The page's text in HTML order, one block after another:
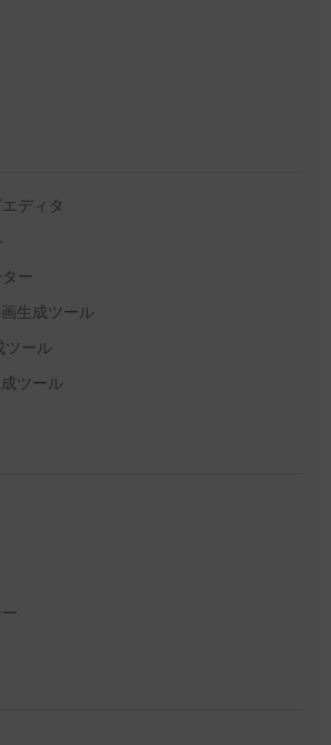
ディタ
ー
生成ツール
ツール
ツール